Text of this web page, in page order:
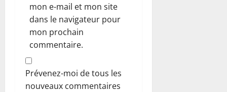
mon e-mail et mon site
dans le navigateur pour
mon prochain
commentaire.
Prévenez-moi de tous les
nouveaux commentaires